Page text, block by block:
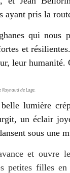
ayant pris la
qui nous
et
leur humanité.
de Lage.
lumière
un éclair
sous une
et ouvre
petites filles